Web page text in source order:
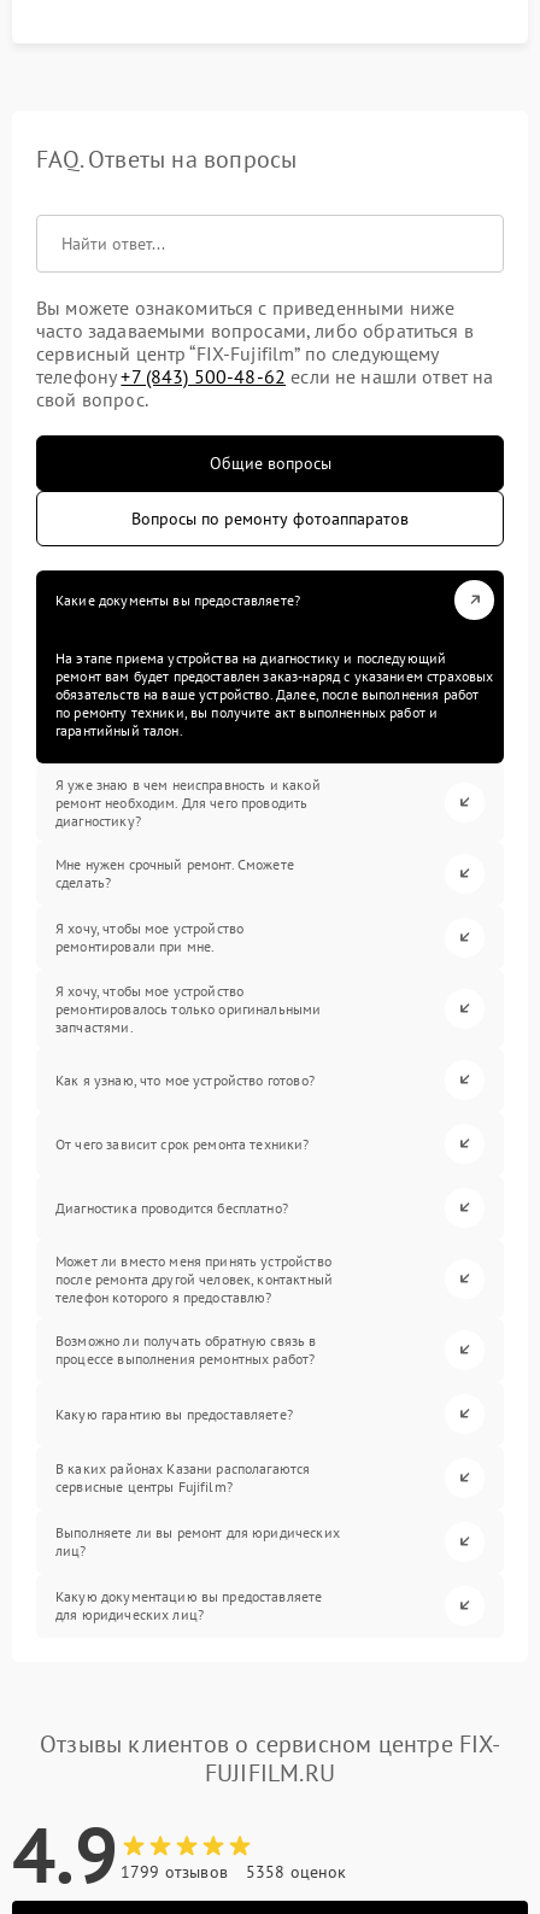
FAQ. Ответы на вопросы
Вы можете ознакомиться с приведенными ниже
часто задаваемыми вопросами, либо обратиться в
сервисный центр “FIX-Fujifilm” по следующему
телефону+7 (843) 500-48-62 если не нашли ответ на
свой вопрос.
Общие вопросы
Вопросы по ремонту фотоаппаратов
Какие документы вы предоставляете?
На этапе приема устройства на диагностику и последующий
ремонт вам будет предоставлен заказ-наряд с указанием страховых
обязательств на ваше устройство. Далее, после выполнения работ
по ремонту техники, вы получите акт выполненных работ и
гарантийный талон.
Я уже знаю в чем неисправность и какой
ремонт необходим. Для чего проводить
диагностику?
Мне нужен срочный ремонт. Сможете
сделать?
Я хочу, чтобы мое устройство
ремонтировали при мне.
Я хочу, чтобы мое устройство
ремонтировалось только оригинальными
запчастями.
Как я узнаю, что мое устройство готово?
От чего зависит срок ремонта техники?
Диагностика проводится бесплатно?
Может ли вместо меня принять устройство
после ремонта другой человек, контактный
телефон которого я предоставлю?
Возможно ли получать обратную связь в
процессе выполнения ремонтных работ?
Какую гарантию вы предоставляете?
В каких районах Казани располагаются
сервисные центры Fujifilm?
Выполняете ли вы ремонт для юридических
лиц?
Какую документацию вы предоставляете
для юридических лиц?
Отзывы клиентов о сервисном центре FIX-
FUJIFILM.RU
4.9 1799 отзывов 5358 оценок